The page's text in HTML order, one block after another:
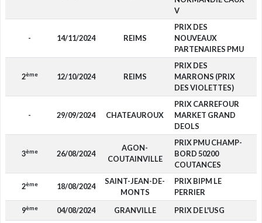
V
- 14/11/2024 REIMS
PRIX DES
NOUVEAUX
PARTENAIRES PMU
2ème 12/10/2024 REIMS
PRIX DES
MARRONS (PRIX
DES VIOLETTES)
- 29/09/2024 CHATEAUROUX
PRIX CARREFOUR
MARKET GRAND
DEOLS
3ème 26/08/2024
AGON-
COUTAINVILLE
PRIX PMU CHAMP-
BORD 50200
COUTANCES
2ème 18/08/2024
SAINT-JEAN-DE-
MONTS
PRIX BIPM LE
PERRIER
9ème 04/08/2024 GRANVILLE PRIX DE L'USG